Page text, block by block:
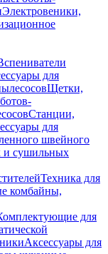
Электровеники,
для
Щетки,
Станции,
для
швейного
и сушильных
Техника для
комбайны,
для
Аксессуары для